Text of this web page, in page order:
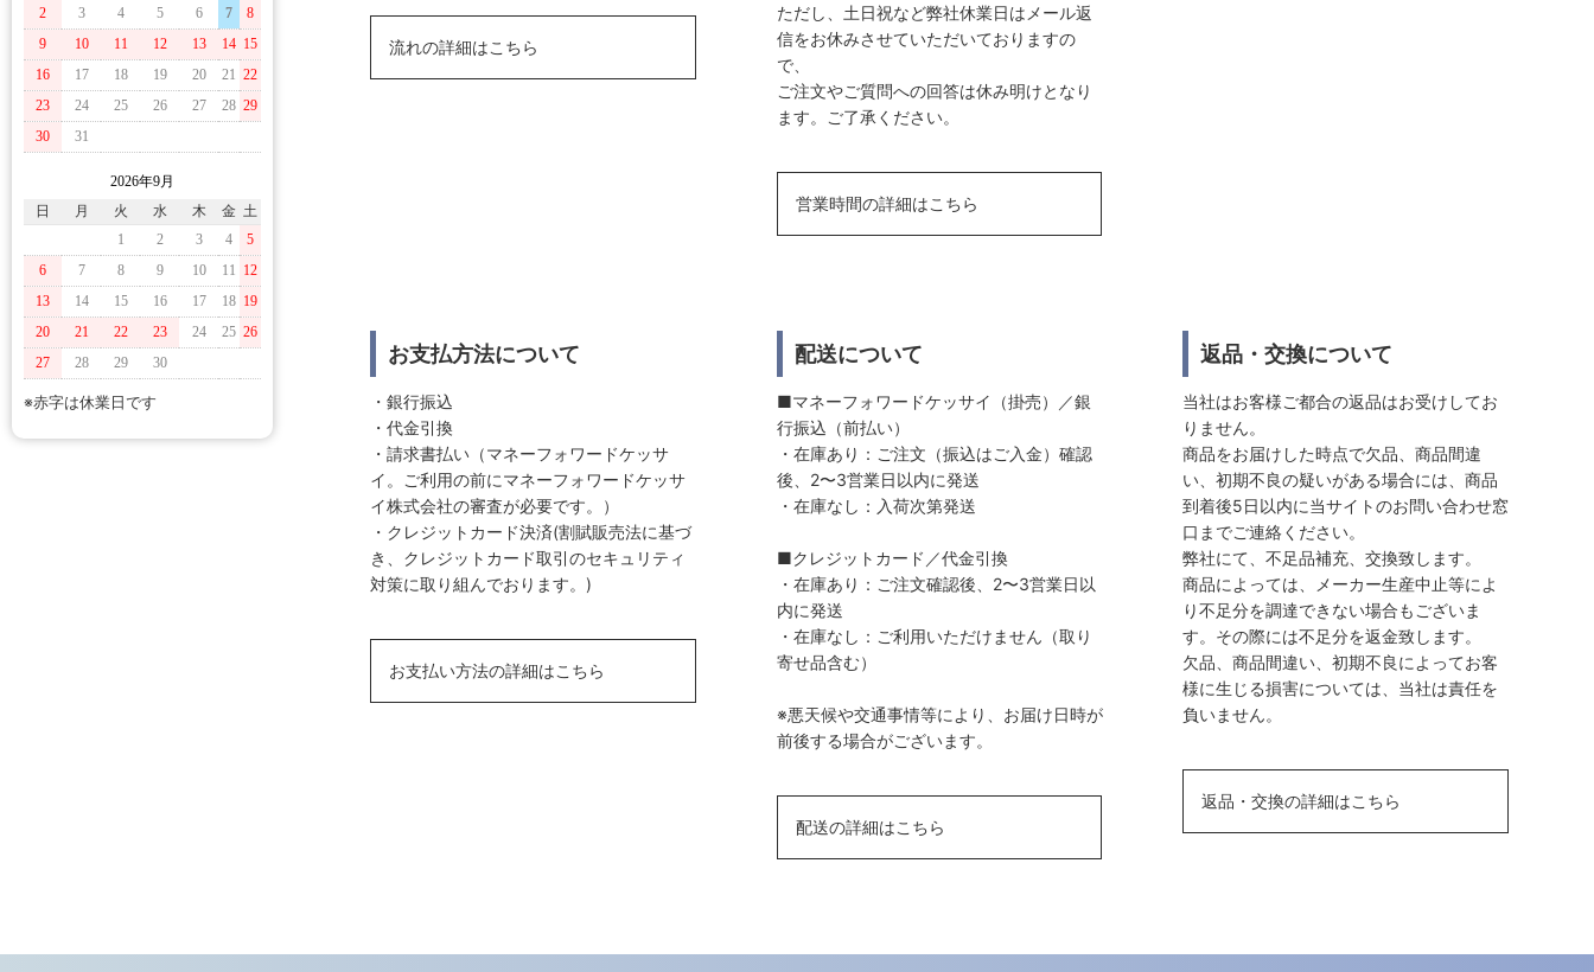
2
3 4 5 6 7
8
9
10 11 12 13 14 15
16
17 18 19 20 21 22
23
24 25 26 27 28 29
30
31
2026年9月
日
月 火 水 木 金 土
1
2 3 4
5
6
7 8 9 10 11 12
13
14 15 16 17 18 19
20
21 22 23 24 25 26
27
28 29 30
※赤字は休業日です
流れの詳細はこちら
ただし、土日祝など弊社休業日はメール返
信をお休みさせていただいておりますの
で、
ご注文やご質問への回答は休み明けとなり
ます。ご了承ください。
営業時間の詳細はこちら
お支払方法について
・銀行振込
・代金引換
・請求書払い（マネーフォワードケッサ
イ。ご利用の前にマネーフォワードケッサ
イ株式会社の審査が必要です。）
・クレジットカード決済(割賦販売法に基づ
き、クレジットカード取引のセキュリティ
対策に取り組んでおります。)
お支払い方法の詳細はこちら
配送について
■マネーフォワードケッサイ（掛売）／銀
行振込（前払い）
・在庫あり：ご注文（振込はご入金）確認
後、2〜3営業日以内に発送
・在庫なし：入荷次第発送
■クレジットカード／代金引換
・在庫あり：ご注文確認後、2〜3営業日以
内に発送
・在庫なし：ご利用いただけません（取り
寄せ品含む）
※悪天候や交通事情等により、お届け日時が
前後する場合がございます。
配送の詳細はこちら
返品・交換について
当社はお客様ご都合の返品はお受けしてお
りません。
商品をお届けした時点で欠品、商品間違
い、初期不良の疑いがある場合には、商品
到着後5日以内に当サイトのお問い合わせ窓
口までご連絡ください。
弊社にて、不足品補充、交換致します。
商品によっては、メーカー生産中止等によ
り不足分を調達できない場合もございま
す。その際には不足分を返金致します。
欠品、商品間違い、初期不良によってお客
様に生じる損害については、当社は責任を
負いません。
返品・交換の詳細はこちら